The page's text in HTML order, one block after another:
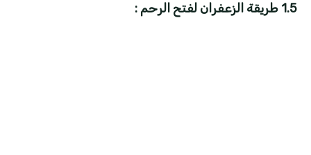
1.5 طريقة الزعفران لفتح الرحم :